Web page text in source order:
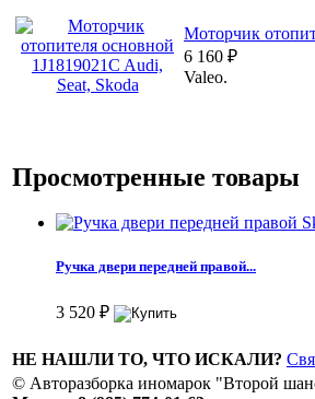
Моторчик
6 160 ₽
Valeo.
Просмотренные товары
Ручка двери передней правой...
3 520 ₽
НЕ НАШЛИ ТО, ЧТО ИСКАЛИ?
© Авторазборка иномарок "Второй